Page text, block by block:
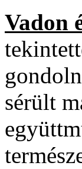
Vadon
sérült